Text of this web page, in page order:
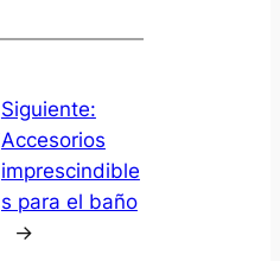
Siguiente:
Accesorios
imprescindible
s para el baño
→